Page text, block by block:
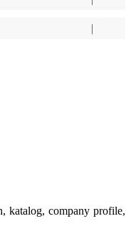
katalog, company profile,